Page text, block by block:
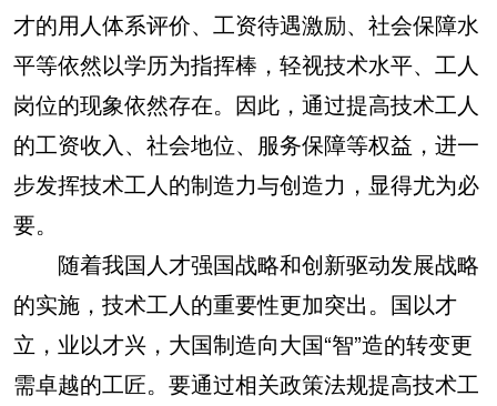
才的用人体系评价、工资待遇激励、社会保障水
平等依然以学历为指挥棒，轻视技术水平、工人
岗位的现象依然存在。因此，通过提高技术工人
的工资收入、社会地位、服务保障等权益，进一
步发挥技术工人的制造力与创造力，显得尤为必
要。
随着我国人才强国战略和创新驱动发展战略
的实施，技术工人的重要性更加突出。国以才
立，业以才兴，大国制造向大国“智”造的转变更
需卓越的工匠。要通过相关政策法规提高技术工